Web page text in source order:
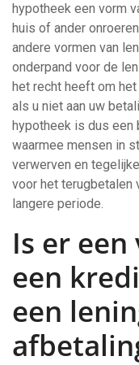
hypotheek een vorm
huis of ander
andere vormen van
onderpand voor de
het recht heeft om
als u niet aan uw
hypotheek is dus een
waarmee mensen in
verwerven en
voor het terugbetalen
langere periode.
Is er
een
een